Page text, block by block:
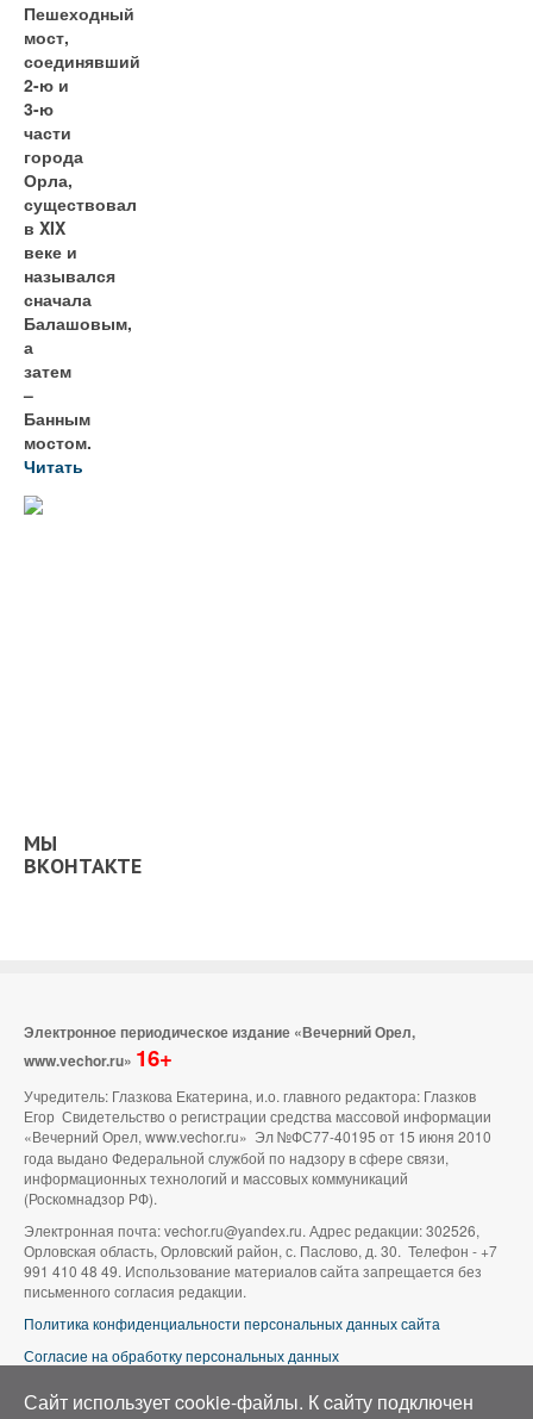
Пешеходный
мост,
соединявший
2-ю и
3-ю
части
города
Орла,
существовал
в XIX
веке и
назывался
сначала
Балашовым,
а
затем
–
Банным
мостом.
Читать
МЫ
ВКОНТАКТЕ
Электронное периодическое издание «Вечерний Орел,
www.vechor.ru» 16+
Учредитель: Глазкова Екатерина, и.о. главного редактора: Глазков
Егор Свидетельство о регистрации средства массовой информации
«Вечерний Орел, www.vechor.ru» Эл №ФС77-40195 от 15 июня 2010
года выдано Федеральной службой по надзору в сфере связи,
информационных технологий и массовых коммуникаций
(Роскомнадзор РФ).
Электронная почта: vechor.ru@yandex.ru. Адрес редакции: 302526,
Орловская область, Орловский район, с. Паслово, д. 30. Телефон - +7
991 410 48 49. Использование материалов сайта запрещается без
письменного согласия редакции.
Политика конфиденциальности персональных данных сайта
Согласие на обработку персональных данных
Аэросъемка в Орле»
Сайт использует cookie-файлы. К cайту подключен